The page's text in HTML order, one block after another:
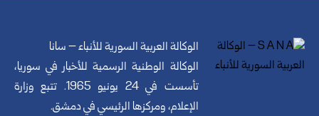
الوكالة العربية السورية للأنباء – سانا
الوكالة الوطنية الرسمية للأخبار في سوريا،
تأسست في 24 يونيو 1965. تتبع وزارة
الإعلام، ومركزها الرئيسي في دمشق.